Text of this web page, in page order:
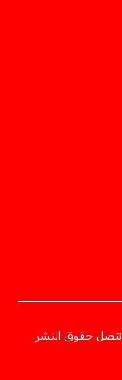
تنصل حقوق النشر